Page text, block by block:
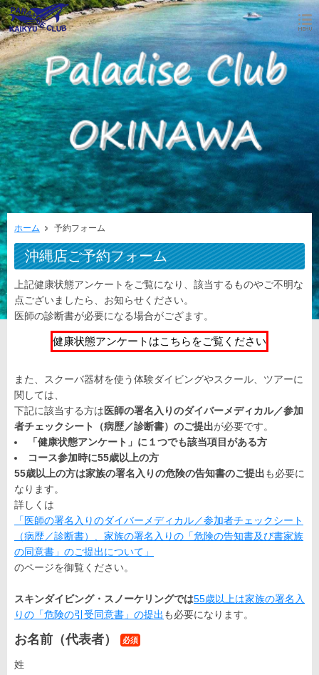
ホーム 予約フォーム
沖縄店ご予約フォーム
上記健康状態アンケートをご覧になり、該当するものやご不明な
点ございましたら、お知らせください。
医師の診断書が必要になる場合がござます。
健康状態アンケートはこちらをご覧ください
また、スクーバ器材を使う体験ダイビングやスクール、ツアーに
関しては、
下記に該当する方は医師の署名入りのダイバーメディカル／参加
者チェックシート（病歴／診断書）のご提出が必要です。
「健康状態アンケート」に１つでも該当項目がある方
コース参加時に55歳以上の方
55歳以上の方は家族の署名入りの危険の告知書のご提出も必要に
なります。
詳しくは
「医師の署名入りのダイバーメディカル／参加者チェックシート
（病歴／診断書）、家族の署名入りの「危険の告知書及び書家族
の同意書」のご提出について」
のページを御覧ください。
スキンダイビング・スノーケリングでは55歳以上は家族の署名入
りの「危険の引受同意書」の提出 も必要になります。
お名前（代表者） 必須
姓